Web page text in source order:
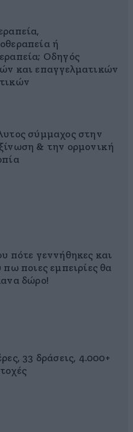
ή
Οδηγός
και επαγγελματικών
σύμμαχος στην
& την ορμονική
πότε γεννήθηκες και
πω ποιες εμπειρίες θα
δώρο!
33 δράσεις, 4.000+